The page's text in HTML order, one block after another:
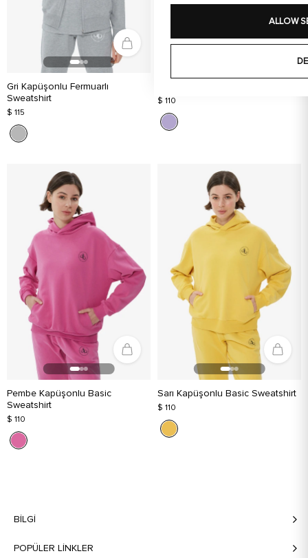
ALLOW
Gri Kapüşonlu Fermuarlı
Sweatshirt
$ 115
$ 110
Pembe Kapüşonlu Basic
Sweatshirt
$ 110
Sarı Kapüşonlu Basic Sweatshirt
$ 110
BILGI
POPÜLER LİNKLER